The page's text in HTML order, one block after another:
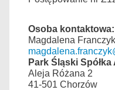
Osoba kontaktowa:
Magdalena Franczyk
Park Śląski
Aleja Różana 2
41-501 Chorzów